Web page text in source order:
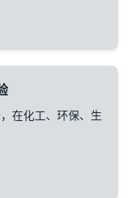
在化工、环保、生